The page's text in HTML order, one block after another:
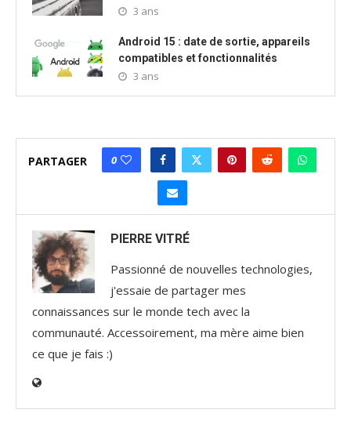
3 ans
Android 15 : date de sortie, appareils
compatibles et fonctionnalités
3 ans
PARTAGER 0
PIERRE VITRÉ
Passionné de nouvelles technologies,
j'essaie de partager mes
connaissances sur le monde tech avec la
communauté. Accessoirement, ma mère aime bien
ce que je fais :)